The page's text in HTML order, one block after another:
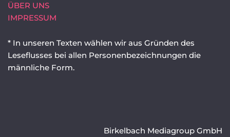
ÜBER UNS
IMPRESSUM
* In unseren Texten wählen wir aus Gründen des
Leseflusses bei allen Personenbezeichnungen die
männliche Form.
Birkelbach Mediagroup GmbH